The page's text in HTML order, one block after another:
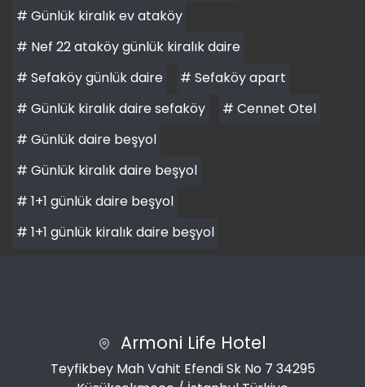
# Günlük kiralık ev ataköy
# Nef 22 ataköy günlük kiralık daire
# Sefaköy günlük daire
# Sefaköy apart
# Günlük kiralık daire sefaköy
# Cennet Otel
# Günlük daire beşyol
# Günlük kiralık daire beşyol
# 1+1 günlük daire beşyol
# 1+1 günlük kiralık daire beşyol
Armoni Life Hotel
Teyfikbey Mah Vahit Efendi Sk No 7 34295